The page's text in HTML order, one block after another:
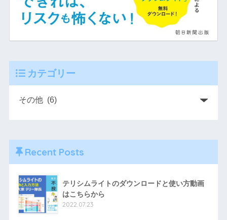
カテゴリー
Recent Posts
テリシムライトのダウンロードと使い方動画
はこちらから
2022.07.23